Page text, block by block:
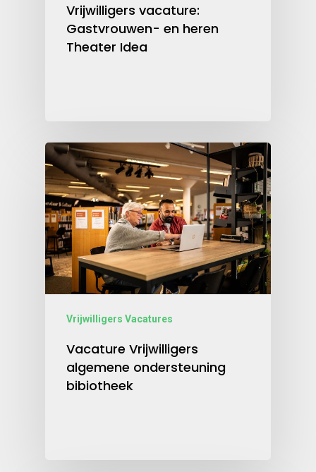
Vrijwilligers vacature:
Gastvrouwen- en heren
Theater Idea
Vrijwilligers Vacatures
Vacature Vrijwilligers
algemene ondersteuning
bibiotheek